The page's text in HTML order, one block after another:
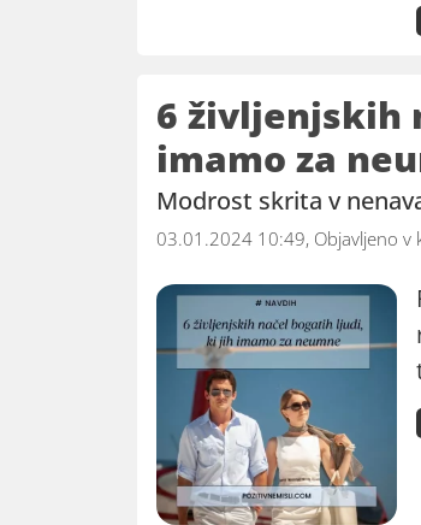
6 življenjskih
imamo za
Modrost skrita v
03.01.2024 10:49, Objavljeno v